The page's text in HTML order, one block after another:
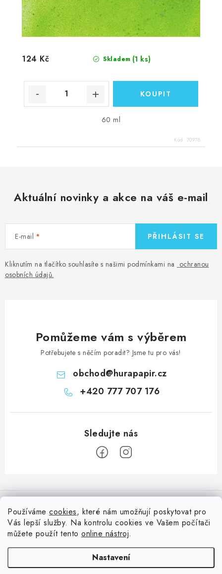
Používáme cookies, které nám umožňují poskytovat pro
Vás lepší služby. Na kontrolu cookies ve Vašem počítači
můžete použít tento online nástroj.
Nastavení
Skladem (1 ks)
124 Kč
60 ml
Kód: 70978
Aktuální novinky a akce na váš e-mail
E-mail
Kliknutím na tlačítko souhlasíte s našimi podmínkami na ochranou
osobních údajů.
PŘIHLÁSIT SE
Pomůžeme vám s výběrem
Potřebujete s něčím poradit? Jsme tu pro vás!
obchod@hurapapir.cz
+420 777 707 176
á
Doprava
Nepřehlédněte
Blog s nápady a návody
Slovník pojmů, české návody